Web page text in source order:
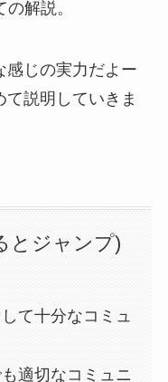
解説。
感じの実力だよー
説明していきま
とジャンプ)
て十分なコミュ
適切なコミュニ